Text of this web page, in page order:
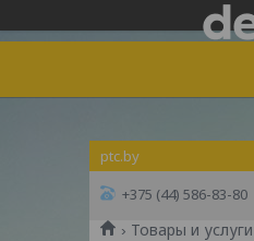
ptc.by
+375 (44) 586-83-80
Товары и услуги